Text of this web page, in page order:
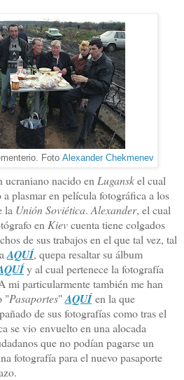
Foto Alexander Chekmenev
ucraniano nacido en Luganskel cual
plasmar en película fotográfica a los
la Unión Soviética. Alexander, el cual
en Kievcuenta tiene colgados
de sus trabajos en el que tal vez, tal
AQUÍ, quepa resaltar su álbum
y al cual pertenece la fotografía
mi particularmente también me han
"Pasaportes" AQUÍen la que
de sus fotografías como tras el
se vio envuelto en una alocada
que no podían pagarse un
fotografía para el nuevo pasaporte